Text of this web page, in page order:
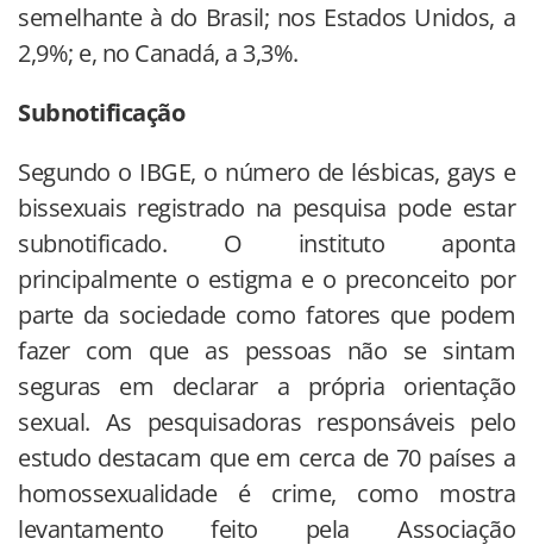
semelhante à do Brasil; nos Estados Unidos, a
2,9%; e, no Canadá, a 3,3%.
Subnotificação
Segundo o IBGE, o número de lésbicas, gays e
bissexuais registrado na pesquisa pode estar
subnotificado. O instituto aponta
principalmente o estigma e o preconceito por
parte da sociedade como fatores que podem
fazer com que as pessoas não se sintam
seguras em declarar a própria orientação
sexual. As pesquisadoras responsáveis pelo
estudo destacam que em cerca de 70 países a
homossexualidade é crime, como mostra
levantamento feito pela Associação